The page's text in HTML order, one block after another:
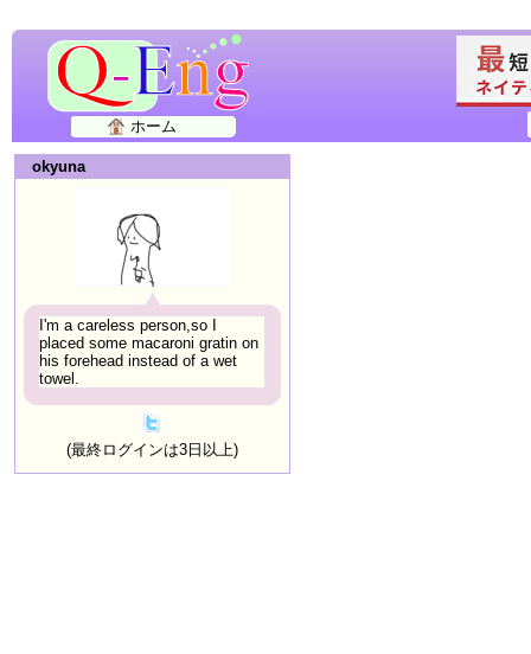
ホーム
okyuna
I'm a careless person,so I
placed some macaroni gratin on
his forehead instead of a wet
towel.
(最終ログインは3日以上)